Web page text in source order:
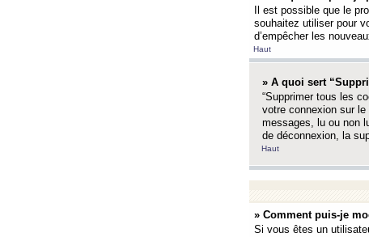
Il est possible que le
souhaitez utiliser pour
d’empêcher les
Haut
» A quoi sert
“Supprimer tous les
votre connexion sur
messages, lu ou non
de déconnexion, la
Haut
» Comment puis-je
Si vous êtes un